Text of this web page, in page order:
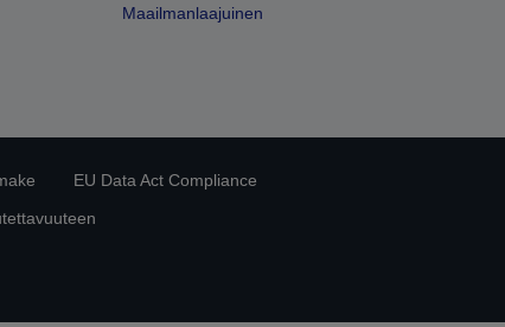
Maailmanlaajuinen
EU Data Act Compliance